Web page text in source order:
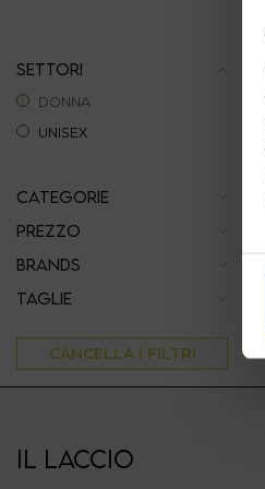
SETTORI
DONNA
UNISEX
CATEGORIE
PREZZO
BRANDS
TAGLIE
CANCELLA I FILTRI
IL LACCIO